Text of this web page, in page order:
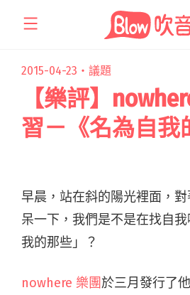
2015-04-23・ 議題
【樂評】
習－《名為自我
早晨，站在斜的陽光裡面，
呆一下，我們是不是在找自
我的那些」？
nowhere 樂團於三月發行了